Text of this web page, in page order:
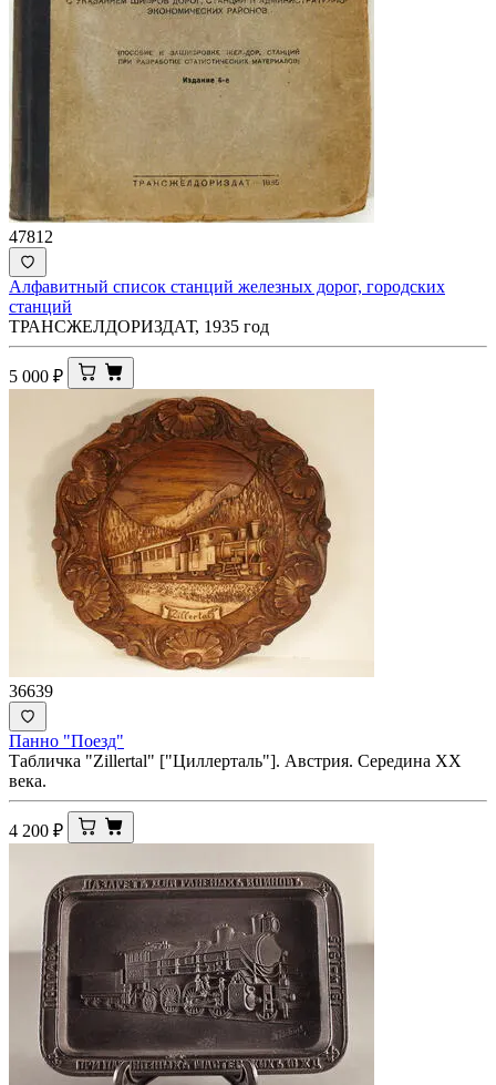
47812
Алфавитный список станций железных дорог, городских
станций
ТРАНСЖЕЛДОРИЗДАТ, 1935 год
5 000 ₽
36639
Панно "Поезд"
Табличка "Zillertal" ["Циллерталь"]. Австрия. Середина XX
века.
4 200 ₽